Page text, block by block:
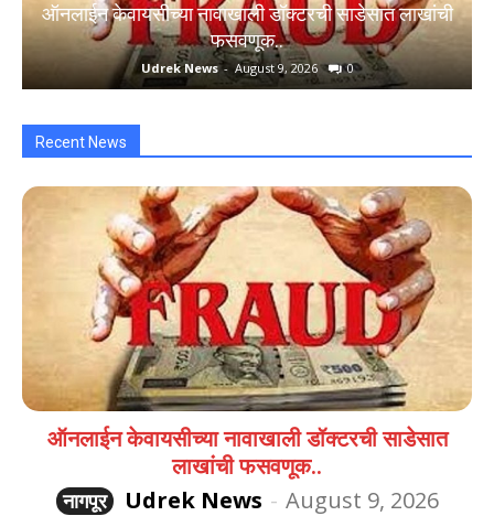
ऑनलाईन केवायसीच्या नावाखाली डॉक्टरची साडेसात लाखांची
फसवणूक..
Udrek News - August 9, 2026 0
Recent News
ऑनलाईन केवायसीच्या नावाखाली डॉक्टरची साडेसात
लाखांची फसवणूक..
नागपूर
Udrek News - August 9, 2026